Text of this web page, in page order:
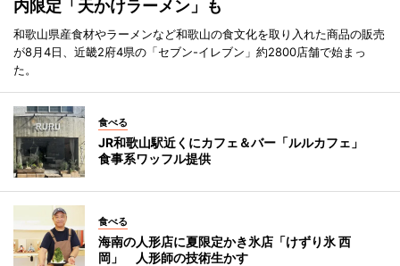
内限定「天かけラーメン」も
和歌山県産食材やラーメンなど和歌山の食文化を取り入れた商品の販売
が8月4日、近畿2府4県の「セブン-イレブン」約2800店舗で始まっ
た。
食べる
JR和歌山駅近くにカフェ＆バー「ルルカフェ」
食事系ワッフル提供
食べる
海南の人形店に夏限定かき氷店「けずり氷 西
岡」 人形師の技術生かす